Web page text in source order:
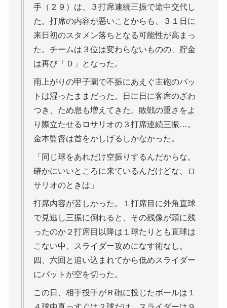
手（２９）は、３打席連続三振で途中交代し
た。打席の内容が悪いことからも、３１日に
来日初のスタメン落ちとなる可能性が高まっ
た。チームは３位は変わらないものの、貯金
は再び「０」となった。
雨上がりの甲子園で不振にあえぐ主砲のバッ
トは湿ったままだった。日に日に客席のざわ
つき、ため息も増えてきた。敗戦の重さをよ
り際立たせるロサリオの３打席連続三振…。
金本監督は首をかしげるしかなかった。
「同じ球をあれだけ空振りするんだからな。
確かにいいところに来ているんだけどな、ロ
サリオのときは」
打席内容が苦しかった。１打席目に外角直球
で見逃し三振に倒れると、その残像が頭に残
ったのか２打席目以降は１球たりとも直球は
こない中、スライダー攻めになす術なし。
四、六回と追い込まれてから低めスライダー
にバットが空を切った。
この日、相手投手がＲ砲に投じたボールは１